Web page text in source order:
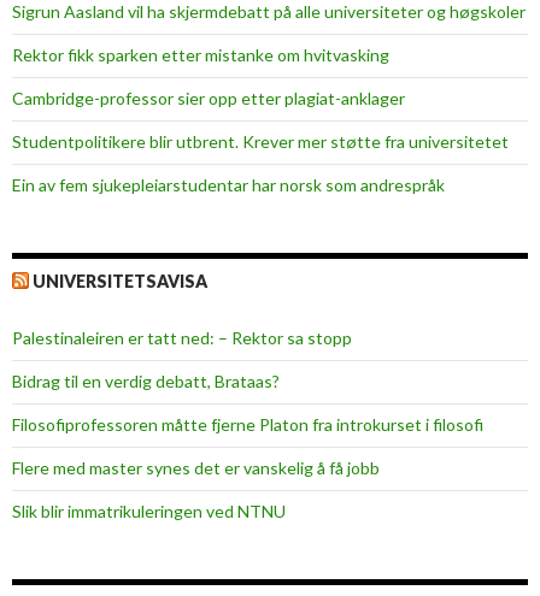
e
r
å
h
v
æ
t
i
Sigrun Aasland vil ha skjerm­debatt på alle universiteter og høgskoler
Rektor fikk sparken etter mistanke om hvitvasking
Cambridge-professor sier opp etter plagiat-anklager
Studentpolitikere blir utbrent. Krever mer støtte fra universitetet
Ein av fem sjukepleiar­studentar har norsk som andrespråk
UNIVERSITETSAVISA
Palestinaleiren er tatt ned: – Rektor sa stopp
Bidrag til en verdig debatt, Brataas?
Filosofiprofessoren måtte fjerne Platon fra introkurset i filosofi
Flere med master synes det er vanskelig å få jobb
Slik blir immatrikuleringen ved NTNU